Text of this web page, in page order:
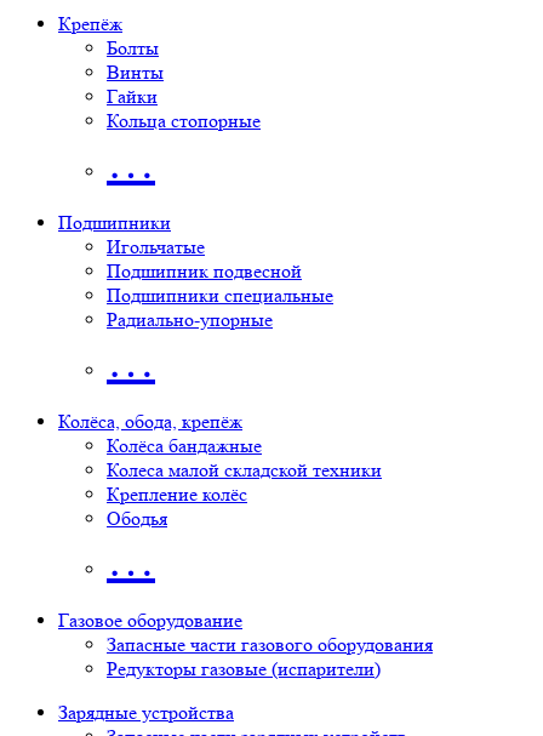
Крепёж
Болты
Винты
Гайки
Кольца стопорные
…
Подшипники
Игольчатые
Подшипник подвесной
Подшипники специальные
Радиально-упорные
…
Колёса, обода, крепёж
Колёса бандажные
Колеса малой складской техники
Крепление колёс
Ободья
…
Газовое оборудование
Запасные части газового оборудования
Редукторы газовые (испарители)
Зарядные устройства